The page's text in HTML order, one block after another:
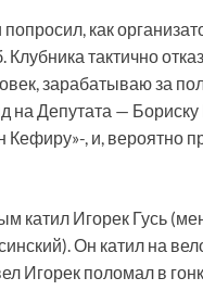
как
тактично
зарабатываю за
на Депутата —
, и, вероятно
катил Игорек Гусь
Он катил на
Игорек поломал в